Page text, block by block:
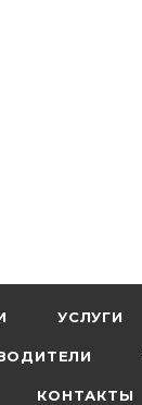
УСЛУГИ
КОНТАКТЫ